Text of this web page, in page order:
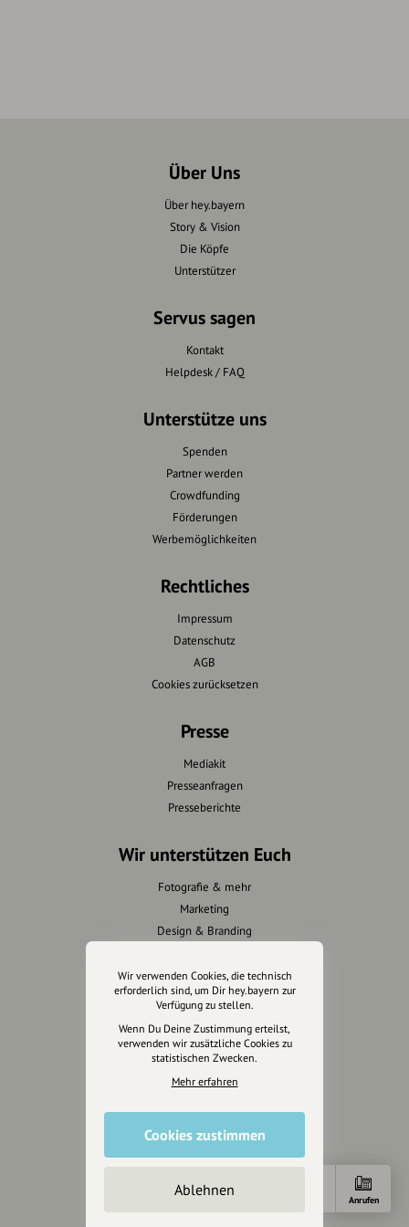
Anrufen
Über Uns
Über hey.bayern
Story & Vision
Die Köpfe
Unterstützer
Servus sagen
Kontakt
Helpdesk / FAQ
Unterstütze uns
Spenden
Partner werden
Crowdfunding
Förderungen
Werbemöglichkeiten
Rechtliches
Impressum
Datenschutz
AGB
Cookies zurücksetzen
Presse
Mediakit
Presseanfragen
Presseberichte
Wir unterstützen Euch
Fotografie & mehr
Marketing
Design & Branding
Unterstütze
unsere Plattform
hey.bayern ist ein Projekt von
uns für unsere Region und
für alle, die uns besuchen
Inhalte vorschlagen
Wir verwenden Cookies, die technisch
erforderlich sind, um Dir hey.bayern zur
Verfügung zu stellen.
Wenn Du Deine Zustimmung erteilst,
verwenden wir zusätzliche Cookies zu
statistischen Zwecken.
Mehr erfahren
Cookies zustimmen
Ablehnen